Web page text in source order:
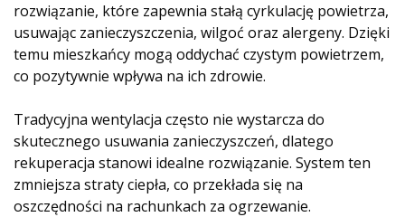
rozwiązanie, które zapewnia stałą cyrkulację powietrza,
usuwając zanieczyszczenia, wilgoć oraz alergeny. Dzięki
temu mieszkańcy mogą oddychać czystym powietrzem,
co pozytywnie wpływa na ich zdrowie.
Tradycyjna wentylacja często nie wystarcza do
skutecznego usuwania zanieczyszczeń, dlatego
rekuperacja stanowi idealne rozwiązanie. System ten
zmniejsza straty ciepła, co przekłada się na
oszczędności na rachunkach za ogrzewanie.